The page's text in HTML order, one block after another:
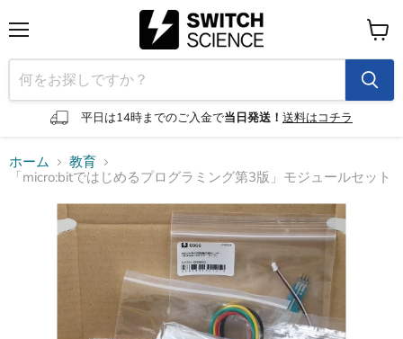
ニ
ュ
ー
平日は14時までのご入金で当日発送！ 送料はコチラ
カ
ー
ト
を
見
ホーム
教育
「micro:bitではじめるプログラミング第3版」モジュールセット